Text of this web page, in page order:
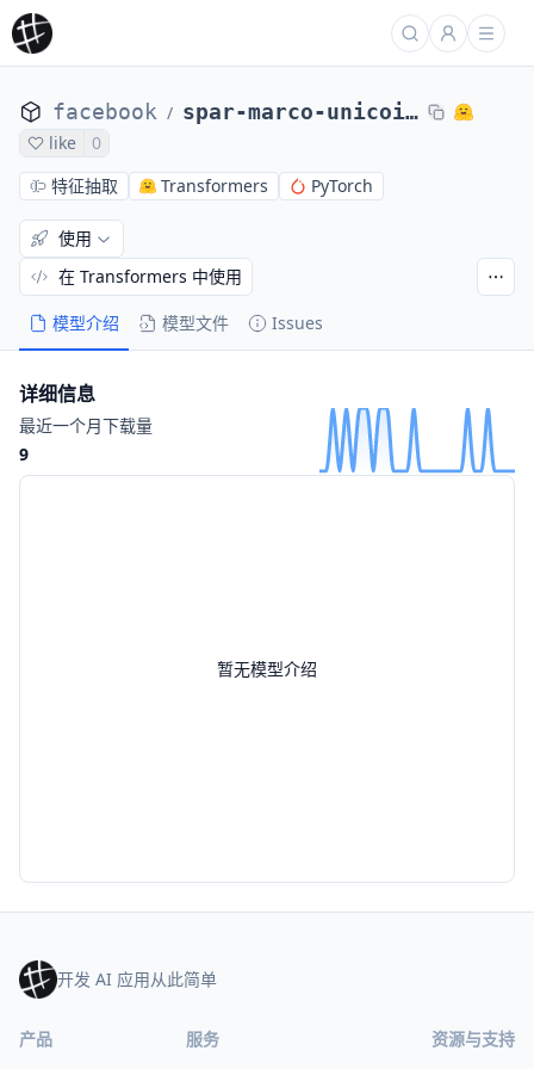
facebook / spar-marco-unicoil-lexmodel-query-encoder
like
0
特征抽取
Transformers PyTorch
模型介绍 模型文件 Issues
使用
在 Transformers 中使用
暂无模型介绍
详细信息
最近一个月下载量
9
开发 AI 应用从此简单
产品 服务 资源与支持